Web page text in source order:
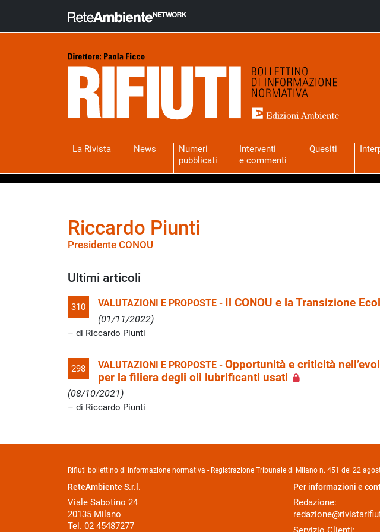
La Rivista News
Numeri
pubblicati
Interventi
e commenti
Quesiti
Riccardo Piunti
Presidente CONOU
Ultimi articoli
310 VALUTAZIONI E PROPOSTE - Il CONOU e la Transizione
(01/11/2022)
di Riccardo Piunti
298 VALUTAZIONI E PROPOSTE - Opportunità e criticità
per la filiera degli oli lubrificanti usati
(08/10/2021)
di Riccardo Piunti
Rifiuti bollettino di informazione normativa - Registrazione Tribunale di Milano n. 451 del 22
ReteAmbiente S.r.l.
Viale Sabotino 24
20135 Milano
Tel. 02 45487277
Per informazioni e
Redazione: